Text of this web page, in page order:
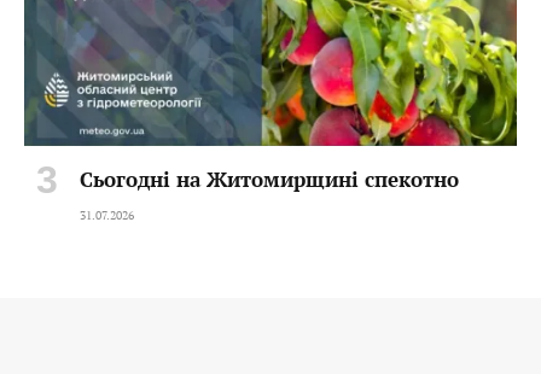
Сьогодні на Житомирщині спекотно
31.07.2026